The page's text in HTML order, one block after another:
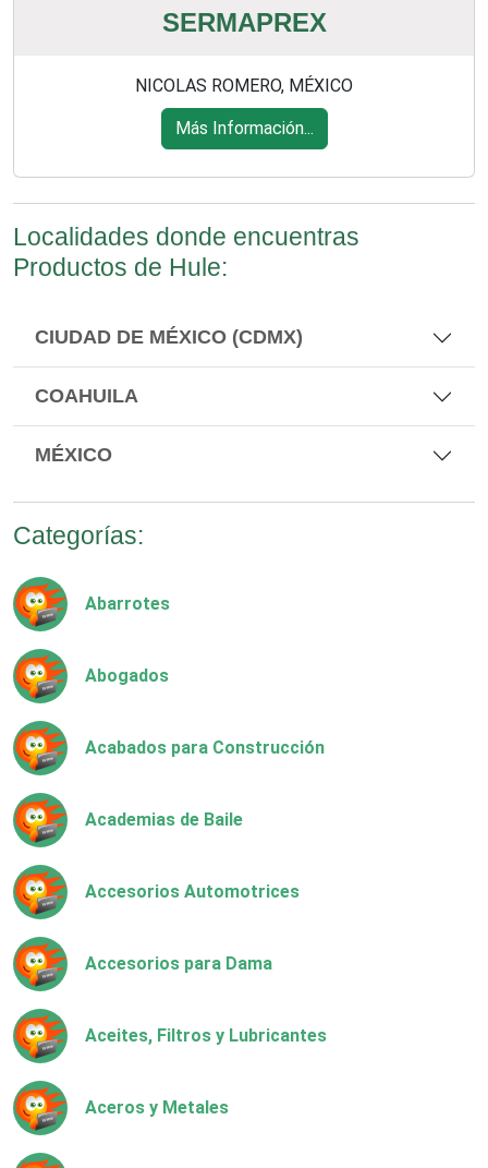
SERMAPREX
NICOLAS ROMERO, MÉXICO
Más Información...
Localidades donde encuentras
Productos de Hule:
CIUDAD DE MÉXICO (CDMX)
COAHUILA
MÉXICO
Categorías:
Abarrotes
Abogados
Acabados para Construcción
Academias de Baile
Accesorios Automotrices
Accesorios para Dama
Aceites, Filtros y Lubricantes
Aceros y Metales